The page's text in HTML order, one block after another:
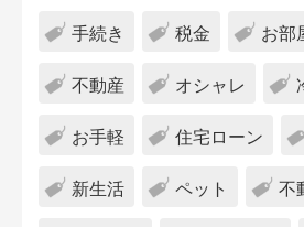
手続き 税金 お部
不動産 オシャレ
お手軽 住宅ローン
新生活 ペット 不